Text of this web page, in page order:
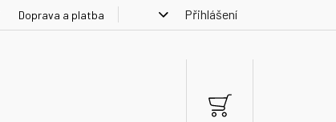
Doprava a platba Přihlášení